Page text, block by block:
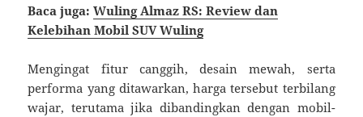
Baca juga:Wuling Almaz RS: Review dan
Kelebihan Mobil SUV Wuling
Mengingat fitur canggih, desain mewah, serta
performa yang ditawarkan, harga tersebut terbilang
wajar, terutama jika dibandingkan dengan mobil-